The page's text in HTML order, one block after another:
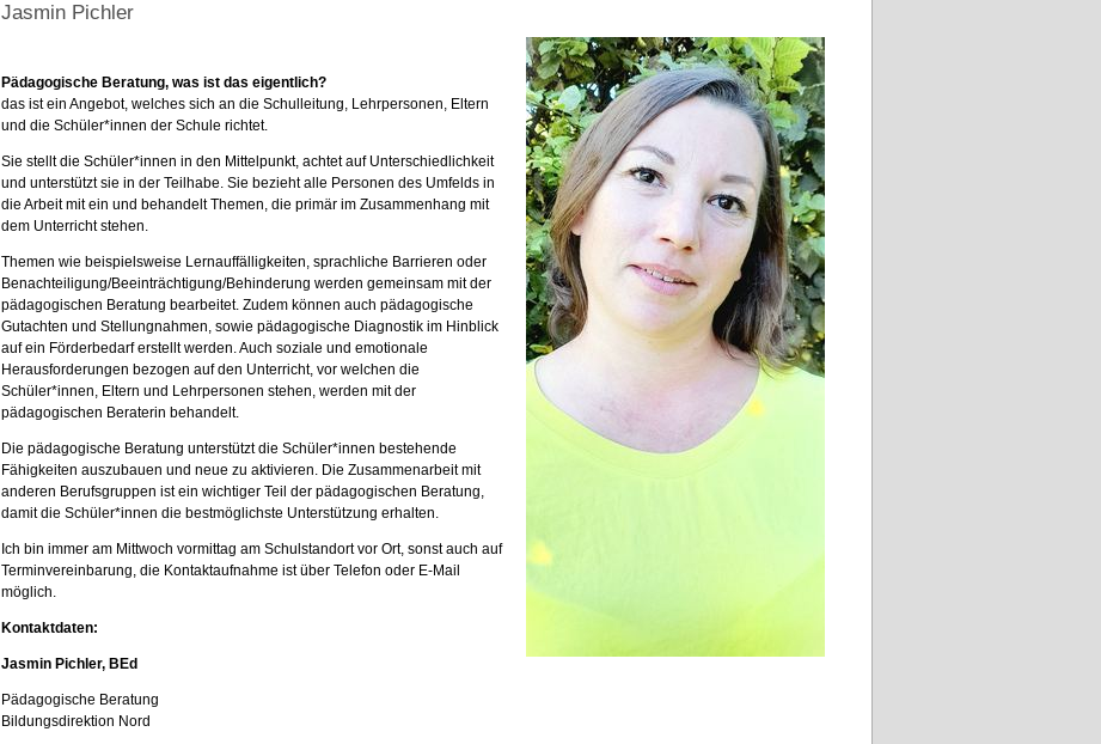
Jasmin Pichler
Pädagogische Beratung, was ist das eigentlich?
das ist ein Angebot, welches sich an die Schulleitung, Lehrpersonen, Eltern
und die Schüler*innen der Schule richtet.
Sie stellt die Schüler*innen in den Mittelpunkt, achtet auf Unterschiedlichkeit
und unterstützt sie in der Teilhabe. Sie bezieht alle Personen des Umfelds in
die Arbeit mit ein und behandelt Themen, die primär im Zusammenhang mit
dem Unterricht stehen.
Themen wie beispielsweise Lernauffälligkeiten, sprachliche Barrieren oder
Benachteiligung/Beeinträchtigung/Behinderung werden gemeinsam mit der
pädagogischen Beratung bearbeitet. Zudem können auch pädagogische
Gutachten und Stellungnahmen, sowie pädagogische Diagnostik im Hinblick
auf ein Förderbedarf erstellt werden. Auch soziale und emotionale
Herausforderungen bezogen auf den Unterricht, vor welchen die
Schüler*innen, Eltern und Lehrpersonen stehen, werden mit der
pädagogischen Beraterin behandelt.
Die pädagogische Beratung unterstützt die Schüler*innen bestehende
Fähigkeiten auszubauen und neue zu aktivieren. Die Zusammenarbeit mit
anderen Berufsgruppen ist ein wichtiger Teil der pädagogischen Beratung,
damit die Schüler*innen die bestmöglichste Unterstützung erhalten.
Ich bin immer am Mittwoch vormittag am Schulstandort vor Ort, sonst auch auf
Terminvereinbarung, die Kontaktaufnahme ist über Telefon oder E-Mail
möglich.
Kontaktdaten:
Jasmin Pichler, BEd
Pädagogische Beratung
Bildungsdirektion Nord